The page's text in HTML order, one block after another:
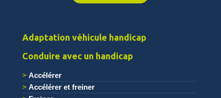
Adaptation véhicule handicap
Conduire avec un handicap
Accélérer
Accélérer et freiner